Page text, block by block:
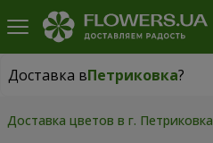
Доставка вПетриковка?
Доставка вПетриковка|
Доставка цветов в г. Петриковка